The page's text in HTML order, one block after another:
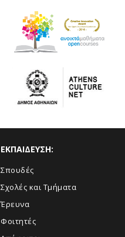
ΕΚΠΑΙΔΕΥΣΗ:
Σπουδές
Σχολές και Τμήματα
Έρευνα
Φοιτητές